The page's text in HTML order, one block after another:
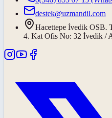
destek@uzmandil.com
Hacettepe İvedik OSB.
4. Kat Ofis No: 32 İvedik /